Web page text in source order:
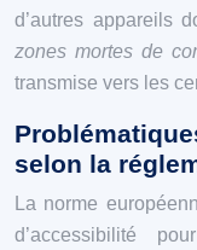
d’autres appareils
zones mortes de
transmise vers les
selon la
La norme
d’accessibilité